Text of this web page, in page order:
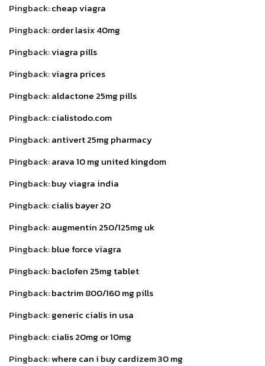
Pingback:cheap viagra
Pingback:order lasix 40mg
Pingback:viagra pills
Pingback:viagra prices
Pingback:aldactone 25mg pills
Pingback:cialistodo.com
Pingback:antivert 25mg pharmacy
Pingback:arava 10 mg united kingdom
Pingback:buy viagra india
Pingback:cialis bayer 20
Pingback:augmentin 250/125mg uk
Pingback:blue force viagra
Pingback:baclofen 25mg tablet
Pingback:bactrim 800/160 mg pills
Pingback:generic cialis in usa
Pingback:cialis 20mg or 10mg
Pingback:where can i buy cardizem 30 mg